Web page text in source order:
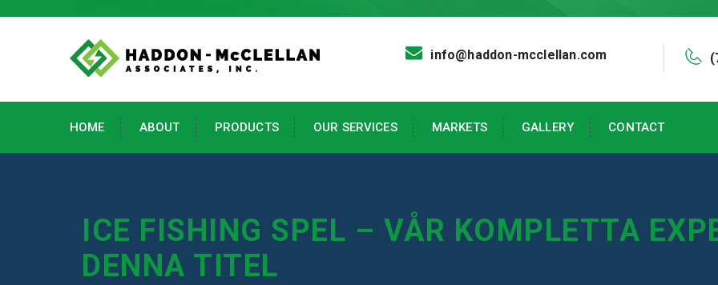
info@haddon-mcclellan.com
HOME ABOUT PRODUCTS OUR SERVICES MARKETS GALLERY CONTACT
ICE FISHING SPEL – VÅR KOMPLETTA
DENNA TITEL